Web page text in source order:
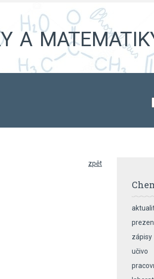
a
zpět
zápisy
učivo